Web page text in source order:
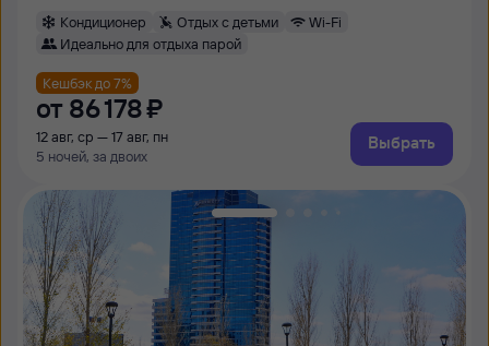
Кондиционер Отдых с детьми
Wi-Fi
Идеально для отдыха парой
Кешбэк до 7%
от 86 ⁠178 ⁠₽
12 авг, ср — 17 авг, пн
5 ночей, за двоих
Выбрать